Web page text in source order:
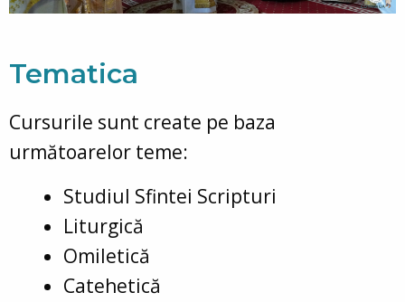
Tematica
Cursurile sunt create pe baza
următoarelor teme:
Studiul Sfintei Scripturi
Liturgică
Omiletică
Catehetică